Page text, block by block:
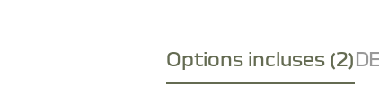
Options incluses (2)